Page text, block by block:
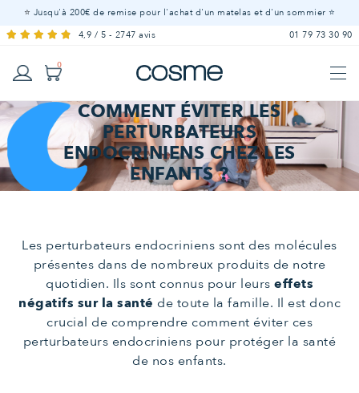
⭐ Jusqu'à 200€ de remise pour l'achat d'un matelas et d'un sommier ⭐
4,9 / 5 - 2747 avis
01 79 73 30 90
0
LITERIE ADULTE - À partir de 15 ans
Matelas
100 %
naturels
Matelas
à
ressorts
Voir tous les
Sur-
matelasSommiersMobilierOreillersCouettes
Linge
de lit
LITERIE ENFANT - De 3 à 15 ans
MatelasSommiersLit
cabane
MobilierOreillerCouettesLinge
de lit
Protection
de literie
OffresTous nos
LITERIE BÉBÉ - De 0 à 5 ans
MatelasCouette Housse
de
couette
Drap
housse
AlèseAffiche
bébé
Offres
Tous nos
COMMENT ÉVITER LES
PERTURBATEURS
ENDOCRINIENS CHEZ LES
ENFANTS ?
Les perturbateurs endocriniens sont des molécules
présentes dans de nombreux produits de notre
quotidien. Ils sont connus pour leurs effets
négatifs sur la santé de toute la famille. Il est donc
crucial de comprendre comment éviter ces
perturbateurs endocriniens pour protéger la santé
de nos enfants.